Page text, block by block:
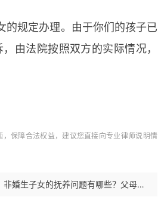
的规定办理。由于你们的孩子已
由法院按照双方的实际情况，
保障合法权益，建议您直接向专业律师说明情
非婚生子女的抚养问题有哪些？父母不履行抚养义务的后果有哪些？